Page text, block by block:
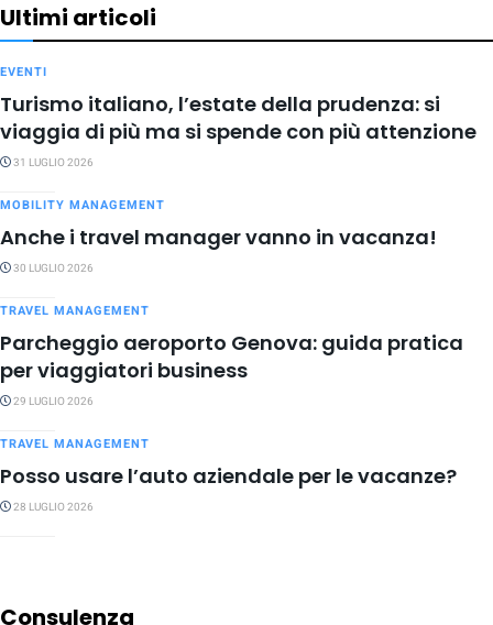
Ultimi articoli
EVENTI
Turismo italiano, l’estate della prudenza: si
viaggia di più ma si spende con più attenzione
31 LUGLIO 2026
MOBILITY MANAGEMENT
Anche i travel manager vanno in vacanza!
30 LUGLIO 2026
TRAVEL MANAGEMENT
Parcheggio aeroporto Genova: guida pratica
per viaggiatori business
29 LUGLIO 2026
TRAVEL MANAGEMENT
Posso usare l’auto aziendale per le vacanze?
28 LUGLIO 2026
Consulenza